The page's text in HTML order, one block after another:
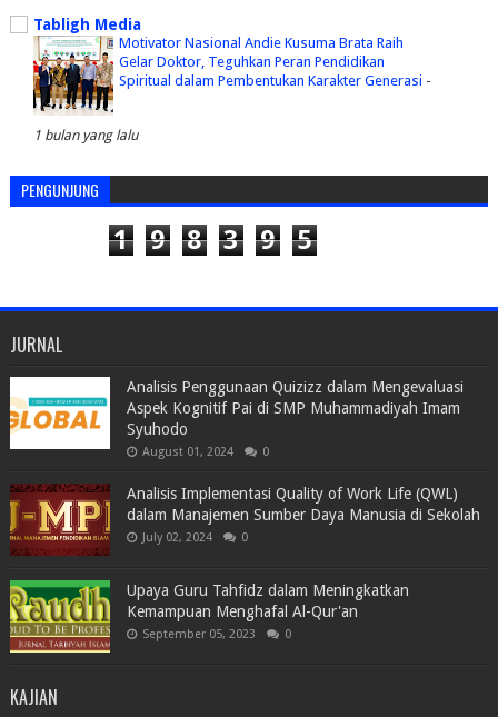
Tabligh Media
Motivator Nasional Andie Kusuma Brata Raih
Gelar Doktor, Teguhkan Peran Pendidikan
Spiritual dalam Pembentukan Karakter Generasi -
1 bulan yang lalu
PENGUNJUNG
1 9 8 3 9 5
JURNAL
Analisis Penggunaan Quizizz dalam Mengevaluasi
Aspek Kognitif Pai di SMP Muhammadiyah Imam
Syuhodo
August 01, 2024 0
Analisis Implementasi Quality of Work Life (QWL)
dalam Manajemen Sumber Daya Manusia di Sekolah
July 02, 2024 0
Upaya Guru Tahfidz dalam Meningkatkan
Kemampuan Menghafal Al-Qur'an
September 05, 2023 0
KAJIAN